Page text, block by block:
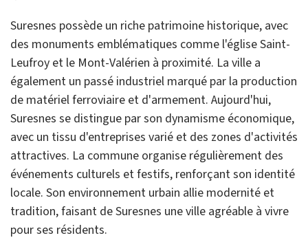
Suresnes possède un riche patrimoine historique, avec
des monuments emblématiques comme l'église Saint-
Leufroy et le Mont-Valérien à proximité. La ville a
également un passé industriel marqué par la production
de matériel ferroviaire et d'armement. Aujourd'hui,
Suresnes se distingue par son dynamisme économique,
avec un tissu d'entreprises varié et des zones d'activités
attractives. La commune organise régulièrement des
événements culturels et festifs, renforçant son identité
locale. Son environnement urbain allie modernité et
tradition, faisant de Suresnes une ville agréable à vivre
pour ses résidents.